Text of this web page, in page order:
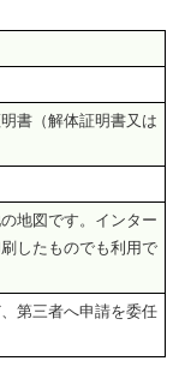
書（解体証明書又は
地図です。インター
したものでも利用で
第三者へ申請を委任